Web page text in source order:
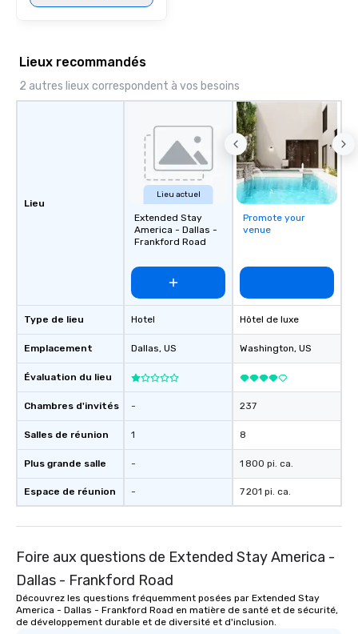
Lieux recommandés
2 autres lieux correspondent à vos besoins
Lieu
Type de lieu
Emplacement
Évaluation du lieu
Chambres d'invités
Salles de réunion
Plus grande salle
Espace de réunion
Lieu actuel
Extended Stay
America - Dallas -
Frankford Road
Hotel
Dallas, US
-
1
-
-
Promote your
venue
Hôtel de luxe
Washington, US
237
8
1 800 pi. ca.
7 201 pi. ca.
Foire aux questions de Extended Stay America -
Dallas - Frankford Road
Découvrez les questions fréquemment posées par Extended Stay
America - Dallas - Frankford Road en matière de santé et de sécurité,
de développement durable et de diversité et d'inclusion.